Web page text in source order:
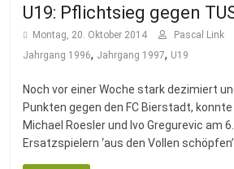
U19: Pflichtsieg gegen
Montag, 20. Oktober 2014 Pascal Link
Jahrgang 1996, Jahrgang 1997, U19
Noch vor einer Woche stark dezimiert
Punkten gegen den FC Bierstadt,
Michael Roesler und Ivo Gregurevic am
Ersatzspielern ‘aus den Vollen schöpfen’.